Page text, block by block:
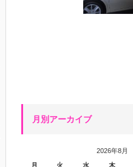
月別アーカイブ
2026年8月
月
火 水 木